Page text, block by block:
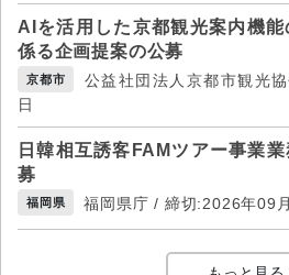
AIを活用した京都観光案内機
係る企画提案の公募
京都市
公益社団法人京都市観光
日
日韓相互誘客FAMツアー事業
募
福岡県 福岡県庁 / 締切:2026年09